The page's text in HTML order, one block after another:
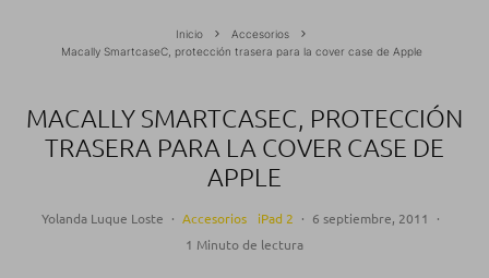
Inicio
Accesorios
Macally SmartcaseC, protección trasera para la cover case de Apple
MACALLY SMARTCASEC, PROTECCIÓN
TRASERA PARA LA COVER CASE DE
APPLE
Yolanda Luque Loste · Accesorios iPad 2 · 6 septiembre, 2011
·
1 Minuto de lectura